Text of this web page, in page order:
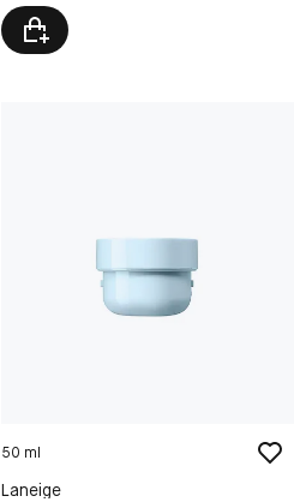
50 ml
Laneige